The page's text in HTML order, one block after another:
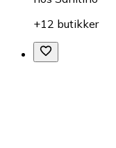
+12 butikker